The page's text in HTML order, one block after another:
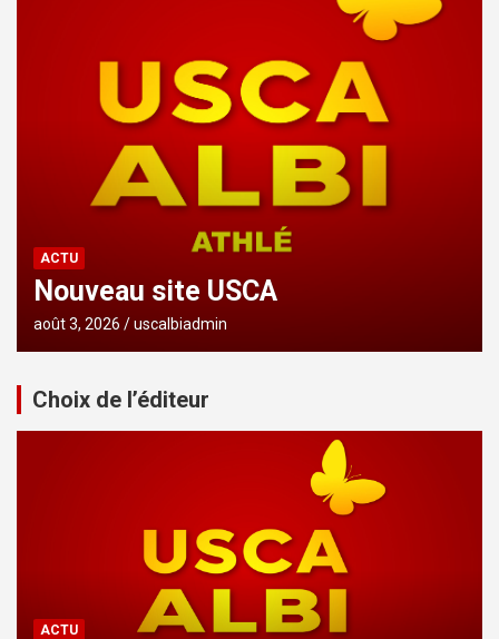
ACTU
Nouveau site USCA
août 3, 2026 uscalbiadmin
Choix de l’éditeur
ACTU